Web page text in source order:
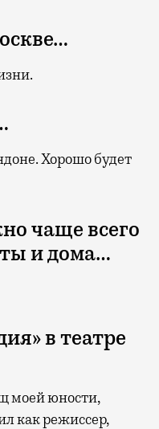
Хорошо будет
чаще всего
и дома…
в театре
моей юности,
как режиссер,